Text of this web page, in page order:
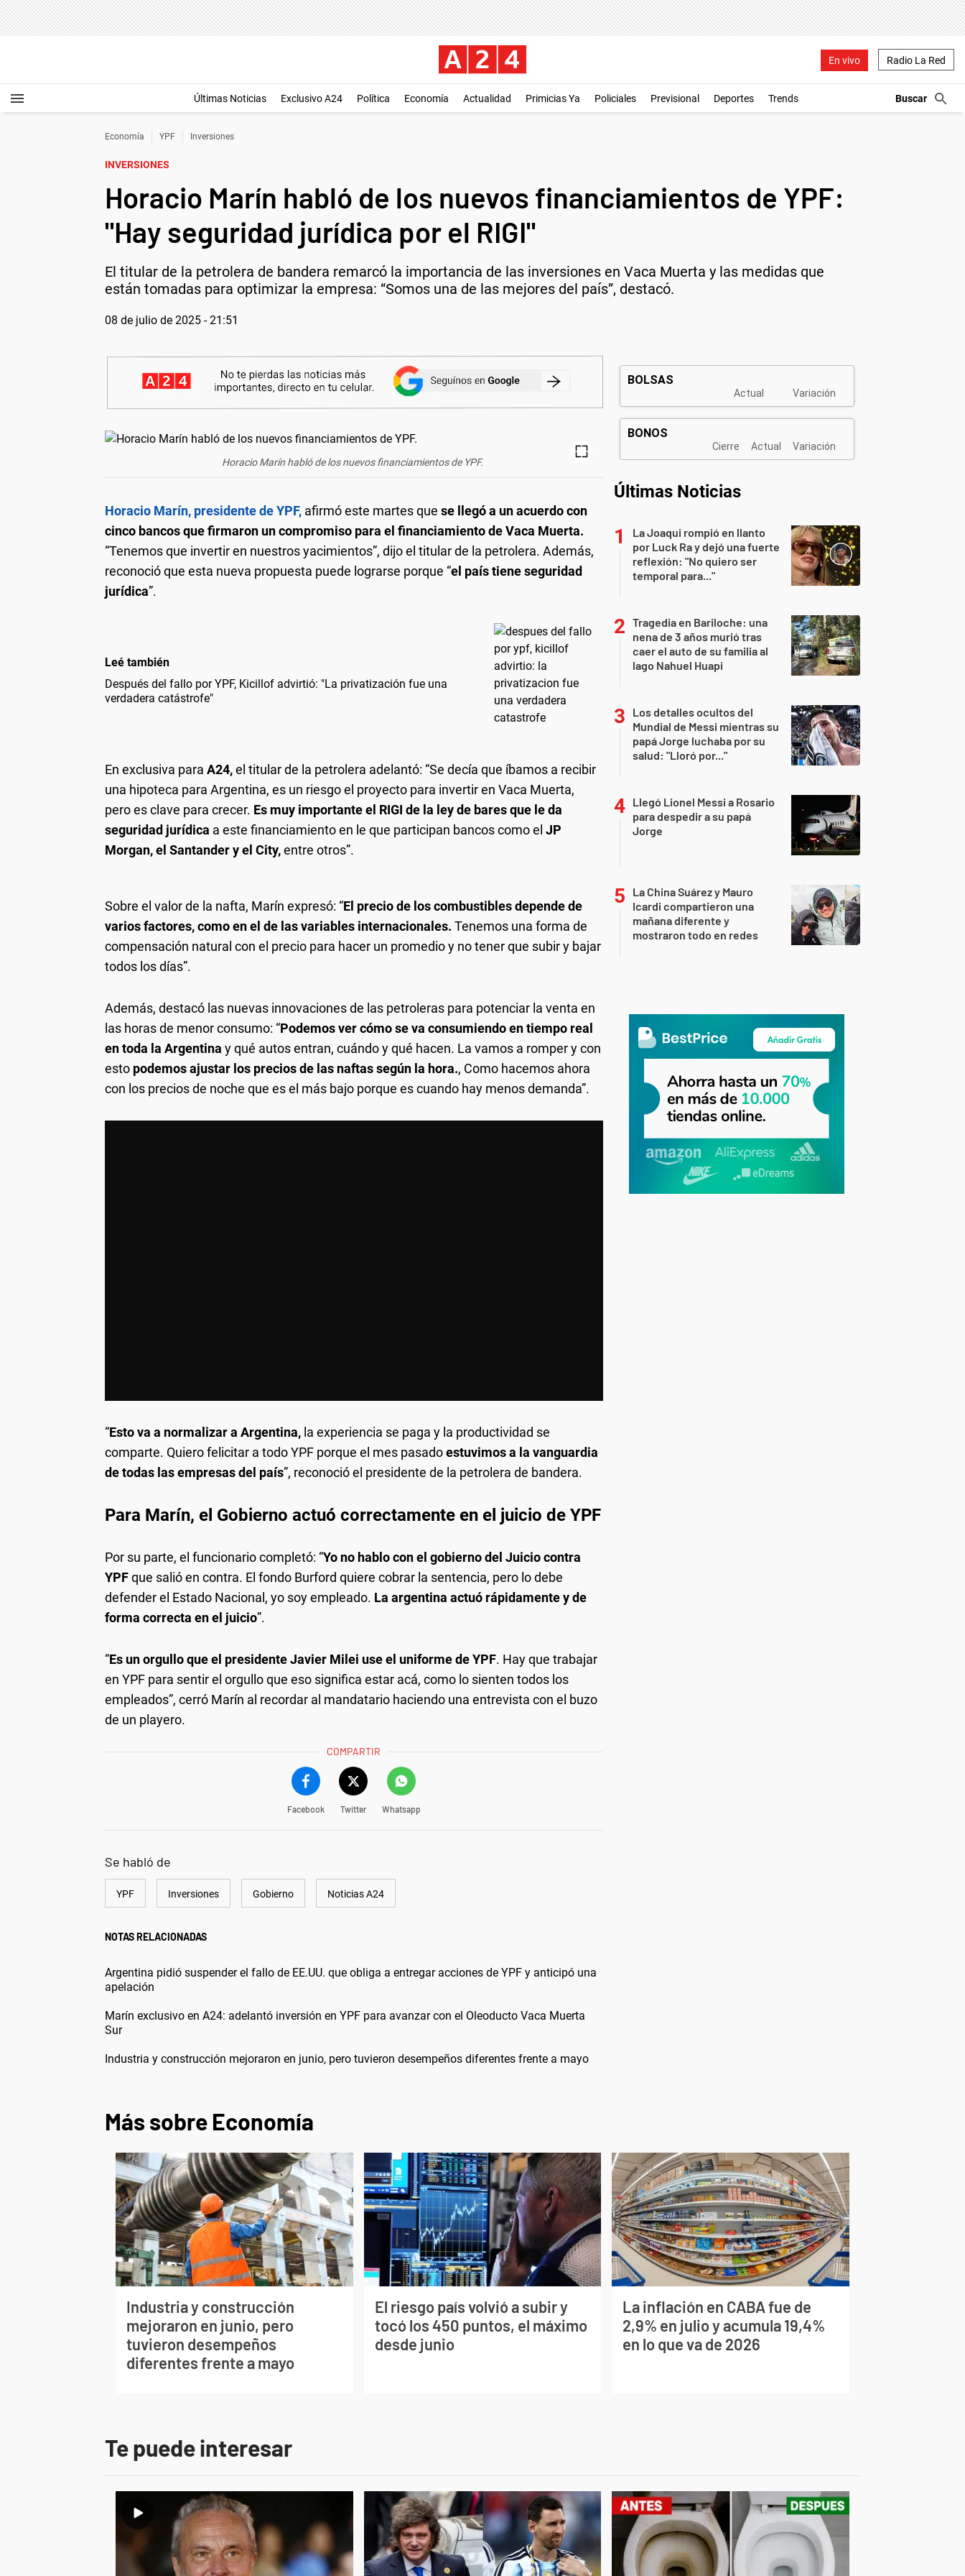
En vivo Radio La Red
Últimas Noticias Exclusivo A24 Política Economía Actualidad Primicias Ya Policiales Previsional Deportes Trends
Economía YPF Inversiones
INVERSIONES
Horacio Marín habló de los nuevos financiamientos de YPF:
"Hay seguridad jurídica por el RIGI"
El titular de la petrolera de bandera remarcó la importancia de las inversiones en Vaca Muerta y las medidas que
están tomadas para optimizar la empresa: “Somos una de las mejores del país”, destacó.
08 de julio de 2025 - 21:51
Horacio Marín habló de los nuevos financiamientos de YPF.
Horacio Marín, presidente de YPF, afirmó este martes que se llegó a un acuerdo con
cinco bancos que firmaron un compromiso para el financiamiento de Vaca Muerta.
“Tenemos que invertir en nuestros yacimientos”, dijo el titular de la petrolera. Además,
reconoció que esta nueva propuesta puede lograrse porque “el país tiene seguridad
jurídica”.
Leé también
Después del fallo por YPF, Kicillof advirtió: "La privatización fue una
verdadera catástrofe"
En exclusiva para A24,el titular de la petrolera adelantó: “Se decía que íbamos a recibir
una hipoteca para Argentina, es un riesgo el proyecto para invertir en Vaca Muerta,
pero es clave para crecer. Es muy importante el RIGI de la ley de bares que le da
seguridad jurídica a este financiamiento en le que participan bancos como el JP
Morgan, el Santander y el City,entre otros”.
Sobre el valor de la nafta, Marín expresó: “El precio de los combustibles depende de
varios factores, como en el de las variables internacionales. Tenemos una forma de
compensación natural con el precio para hacer un promedio y no tener que subir y bajar
todos los días”.
Además, destacó las nuevas innovaciones de las petroleras para potenciar la venta en
las horas de menor consumo: “Podemos ver cómo se va consumiendo en tiempo real
en toda la Argentina y qué autos entran, cuándo y qué hacen. La vamos a romper y con
esto podemos ajustar los precios de las naftas según la hora., Como hacemos ahora
con los precios de noche que es el más bajo porque es cuando hay menos demanda”.
“Esto va a normalizar a Argentina, la experiencia se paga y la productividad se
comparte. Quiero felicitar a todo YPF porque el mes pasadoestuvimos a la vanguardia
de todas las empresas del país”, reconoció el presidente de la petrolera de bandera.
Para Marín, el Gobierno actuó correctamente en el juicio de YPF
Por su parte, el funcionario completó: “Yo no hablo con el gobierno del Juicio contra
YPFque salió en contra. El fondo Burford quiere cobrar la sentencia, pero lo debe
defender el Estado Nacional, yo soy empleado. La argentina actuó rápidamente y de
forma correcta en el juicio”.
“Es un orgullo que el presidente Javier Milei use el uniforme de YPF. Hay que trabajar
en YPF para sentir el orgullo que eso significa estar acá, como lo sienten todos los
empleados”, cerró Marín al recordar al mandatario haciendo una entrevista con el buzo
de un playero.
COMPARTIR
Facebook Twitter Whatsapp
Se habló de
YPF Inversiones Gobierno Noticias A24
NOTAS RELACIONADAS
Argentina pidió suspender el fallo de EE.UU. que obliga a entregar acciones de YPF y anticipó una
apelación
Marín exclusivo en A24: adelantó inversión en YPF para avanzar con el Oleoducto Vaca Muerta
Sur
Industria y construcción mejoraron en junio, pero tuvieron desempeños diferentes frente a mayo
Últimas Noticias
La Joaqui rompió en llanto
por Luck Ra y dejó una fuerte
reflexión: "No quiero ser
temporal para..."
Tragedia en Bariloche: una
nena de 3 años murió tras
caer el auto de su familia al
lago Nahuel Huapi
Los detalles ocultos del
Mundial de Messi mientras su
papá Jorge luchaba por su
salud: "Lloró por..."
Llegó Lionel Messi a Rosario
para despedir a su papá
Jorge
La China Suárez y Mauro
Icardi compartieron una
mañana diferente y
mostraron todo en redes
Más sobre Economía
Industria y construcción
mejoraron en junio, pero
tuvieron desempeños
diferentes frente a mayo
El riesgo país volvió a subir y
tocó los 450 puntos, el máximo
desde junio
La inflación en CABA fue de
2,9% en julio y acumula 19,4%
en lo que va de 2026
Te puede interesar